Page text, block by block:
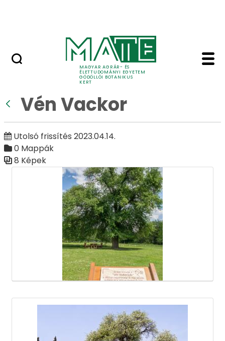
MAGYAR AGRÁR- ÉS
ÉLETTUDOMÁNYI EGYETEM
GÖDÖLLŐI BOTANIKUS
KERT
Vén Vackor - Galéria
Galéria
Vén Vackor
Utolsó frissítés 2023.04.14.
0 Mappák
8 Képek